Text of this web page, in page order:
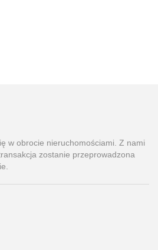
w obrocie nieruchomościami. Z nami
zostanie przeprowadzona